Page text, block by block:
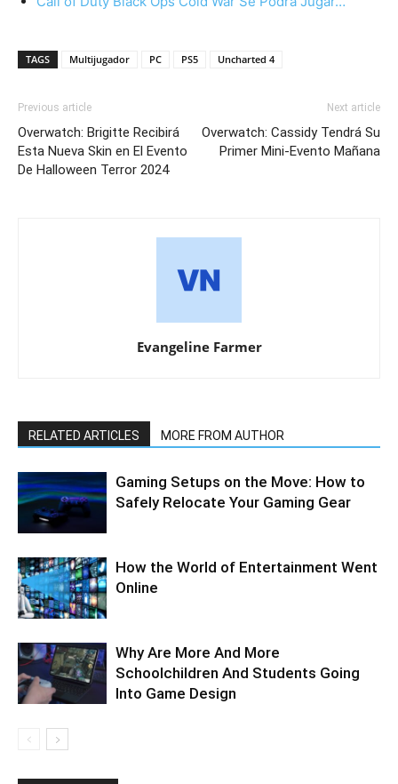
TAGS Multijugador PC PS5 Uncharted 4
Previous article
Overwatch: Brigitte Recibirá
Esta Nueva Skin en El Evento
De Halloween Terror 2024
Next article
Overwatch: Cassidy Tendrá Su
Primer Mini-Evento Mañana
Evangeline Farmer
RELATED ARTICLES MORE FROM AUTHOR
Gaming Setups on the Move: How to
Safely Relocate Your Gaming Gear
How the World of Entertainment Went
Online
Why Are More And More
Schoolchildren And Students Going
Into Game Design